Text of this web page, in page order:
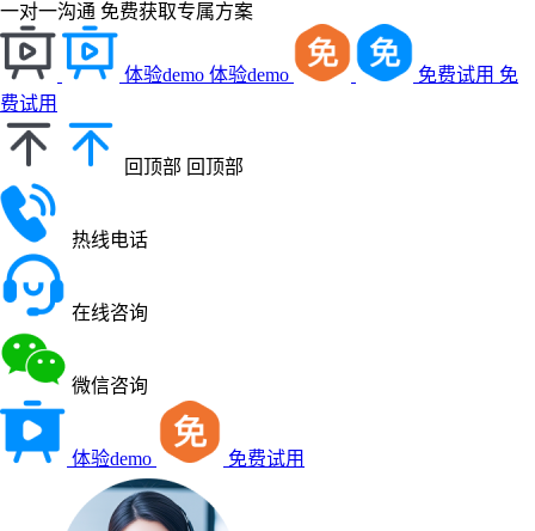
一对一沟通 免费获取专属方案
体验demo 体验demo 免费试用 免
费试用
回顶部 回顶部
热线电话
在线咨询
微信咨询
体验demo 免费试用